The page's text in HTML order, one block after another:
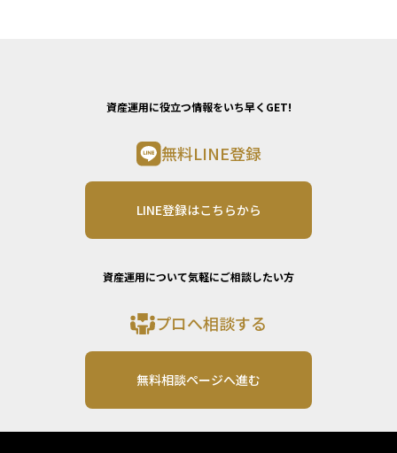
資産運用に役立つ情報をいち早くGET!
無料LINE登録
LINE登録はこちらから
資産運用について気軽にご相談したい方
プロへ相談する
無料相談ページへ進む